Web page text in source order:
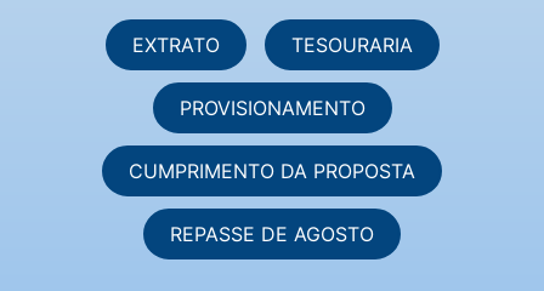
EXTRATO TESOURARIA
PROVISIONAMENTO
CUMPRIMENTO DA PROPOSTA
REPASSE DE AGOSTO